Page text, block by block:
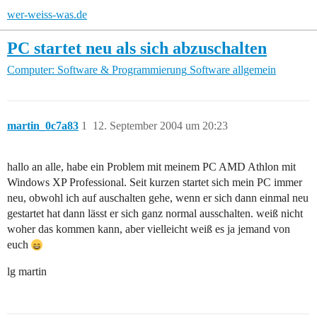
wer-weiss-was.de
PC startet neu als sich abzuschalten
Computer: Software & Programmierung Software allgemein
martin_0c7a83 12. September 2004 um 20:23
1
hallo an alle, habe ein Problem mit meinem PC AMD Athlon mit
Windows XP Professional. Seit kurzen startet sich mein PC immer
neu, obwohl ich auf auschalten gehe, wenn er sich dann einmal neu
gestartet hat dann lässt er sich ganz normal ausschalten. weiß nicht
woher das kommen kann, aber vielleicht weiß es ja jemand von
euch
lg martin